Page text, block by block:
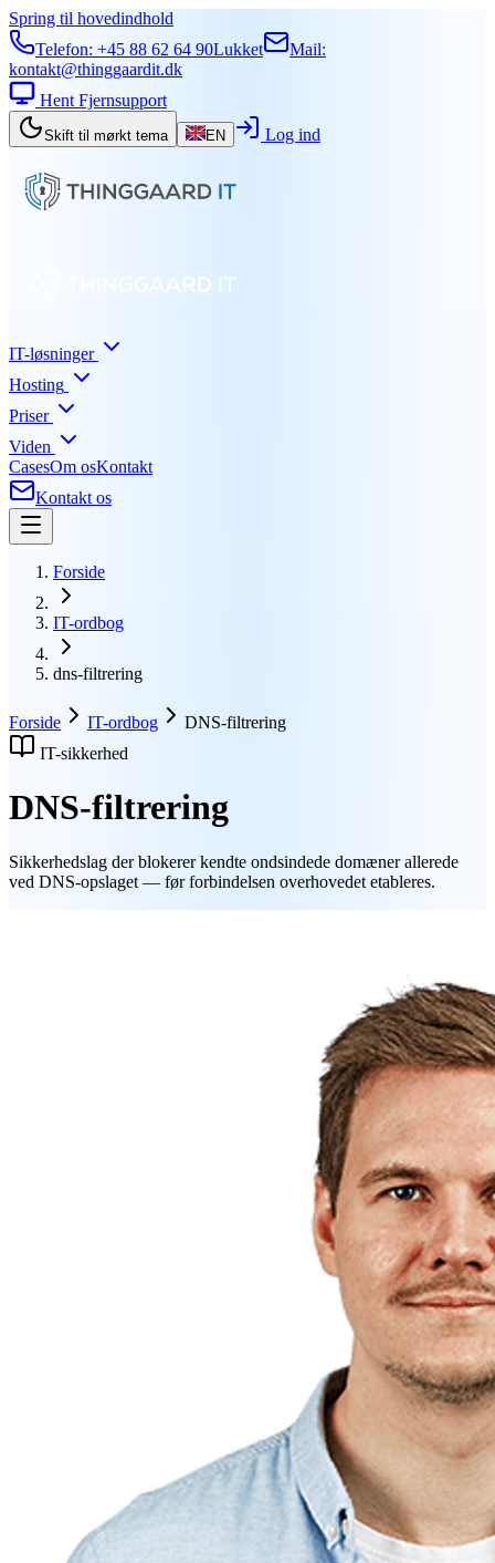
Spring til hovedindhold
Telefon: +45 88 62 64 90Lukket
Mail:
kontakt@thinggaardit.dk
Hent Fjernsupport
Skift til mørkt tema EN Log ind
IT-løsninger
Hosting
Priser
Viden
CasesOm osKontakt
Kontakt os
Forside
IT-ordbog
dns-filtrering
Forside IT-ordbog
DNS-filtrering
IT-sikkerhed
DNS-filtrering
Sikkerhedslag der blokerer kendte ondsindede domæner allerede
ved DNS-opslaget — før forbindelsen overhovedet etableres.